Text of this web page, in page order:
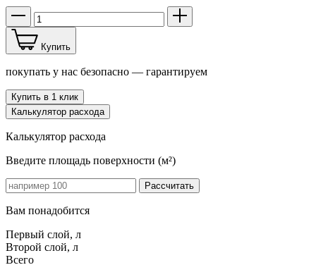
Купить
покупать у нас безопасно — гарантируем
Купить в 1 клик
Калькулятор расхода
Калькулятор расхода
Введите площадь поверхности (м²)
Рассчитать
Вам понадобится
Первый слой, л
Второй слой, л
Всего